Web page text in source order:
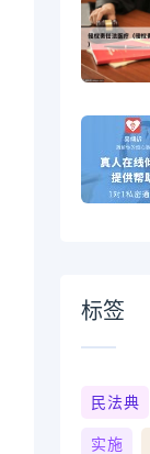
标签
民法典
实施